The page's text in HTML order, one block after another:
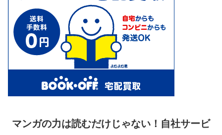
マンガの力は読むだけじゃない！自社サービ